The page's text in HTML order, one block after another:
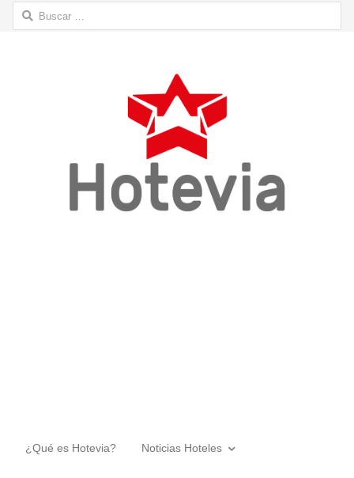
Buscar:
¿Qué es Hotevia? Noticias Hoteles